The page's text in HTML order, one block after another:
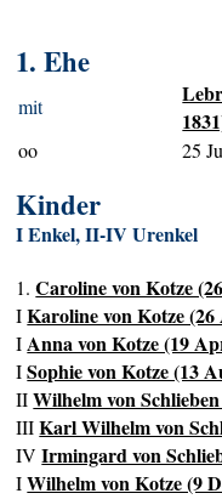
1. Ehe
mit
oo 25
Kinder
I Enkel, II-IV Urenkel
1.Caroline von Kotze
IKaroline von Kotze
IAnna von Kotze (19
ISophie von Kotze (13
IIWilhelm von
IIIKarl Wilhelm von
IVIrmingard von
IWilhelm von Kotze (9